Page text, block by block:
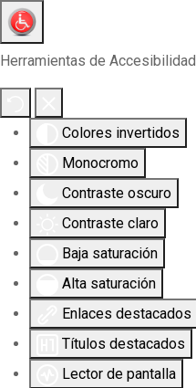
Herramientas de Accesibilidad
Colores invertidos
Monocromo
Contraste oscuro
Contraste claro
Baja saturación
Alta saturación
Enlaces destacados
Títulos destacados
Lector de pantalla